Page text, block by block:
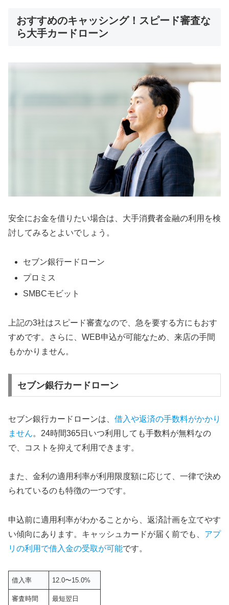
おすすめのキャッシング！スピード審査な
ら大手カードローン
安全にお金を借りたい場合は、大手消費者金融の利用を検
討してみるとよいでしょう。
セブン銀行ードローン
プロミス
SMBCモビット
上記の3社はスピード審査なので、急を要する方にもおす
すめです。さらに、WEB申込が可能なため、来店の手間
もかかりません。
セブン銀行カードローン
セブン銀行カードローンは、 借入や返済の手数料がかかり
ません。24時間365日いつ利用しても手数料が無料なの
で、コストを抑えて利用できます。
また、金利の適用利率が利用限度額に応じて、一律で決め
られているのも特徴の一つです。
申込前に適用利率がわかることから、返済計画を立てやす
い傾向にあります。キャッシュカードが届く前でも、 アプ
リの利用で借入金の受取が可能です。
借入率 12.0〜15.0%
審査時間 最短翌日